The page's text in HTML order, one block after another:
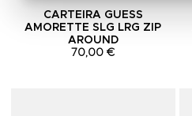
CARTEIRA GUESS
AMORETTE SLG LRG ZIP
AROUND
70,00 €